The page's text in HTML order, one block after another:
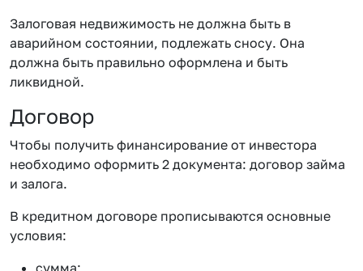
Залоговая недвижимость не должна быть в
аварийном состоянии, подлежать сносу. Она
должна быть правильно оформлена и быть
ликвидной.
Договор
Чтобы получить финансирование от инвестора
необходимо оформить 2 документа: договор займа
и залога.
В кредитном договоре прописываются основные
условия:
сумма;